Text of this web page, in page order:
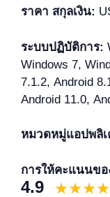
ราคา สกุลเงิน:
ระบบปฏิบัติการ:
Windows 7,
7.1.2, Android
Android 11.0,
หมวดหมู่แอปพลิ
การให้คะแนนข
4.9